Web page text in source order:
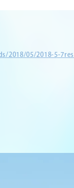
2018/05/2018-5-